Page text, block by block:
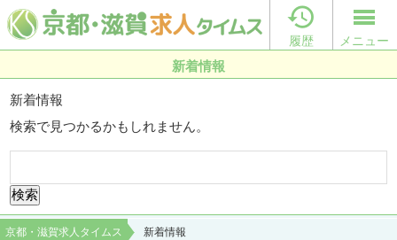

履歴 メニュー
新着情報
新着情報
検索で見つかるかもしれません。
索:
京都・滋賀求人タイムス 新着情報